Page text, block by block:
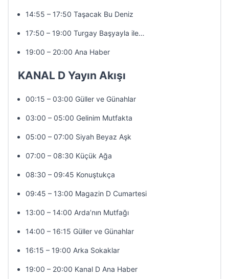
14:55 – 17:50 Taşacak Bu Deniz
17:50 – 19:00 Turgay Başyayla ile…
19:00 – 20:00 Ana Haber
KANAL D Yayın Akışı
00:15 – 03:00 Güller ve Günahlar
03:00 – 05:00 Gelinim Mutfakta
05:00 – 07:00 Siyah Beyaz Aşk
07:00 – 08:30 Küçük Ağa
08:30 – 09:45 Konuştukça
09:45 – 13:00 Magazin D Cumartesi
13:00 – 14:00 Arda’nın Mutfağı
14:00 – 16:15 Güller ve Günahlar
16:15 – 19:00 Arka Sokaklar
19:00 – 20:00 Kanal D Ana Haber